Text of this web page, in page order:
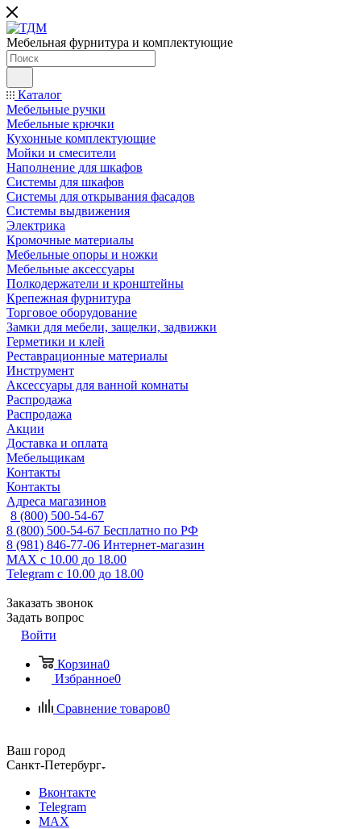
Мебельная фурнитура и комплектующие
Каталог
Мебельные ручки
Мебельные крючки
Кухонные комплектующие
Мойки и смесители
Наполнение для шкафов
Cистемы для шкафов
Системы для открывания фасадов
Системы выдвижения
Электрика
Кромочные материалы
Мебельные опоры и ножки
Мебельные аксессуары
Полкодержатели и кронштейны
Крепежная фурнитура
Торговое оборудование
Замки для мебели, защелки, задвижки
Герметики и клей
Реставрационные материалы
Инструмент
Аксессуары для ванной комнаты
Распродажа
Распродажа
Акции
Доставка и оплата
Мебельщикам
Контакты
Контакты
Адреса магазинов
8 (800) 500-54-67
8 (800) 500-54-67 Бесплатно по РФ
8 (981) 846-77-06 Интернет-магазин
MAX с 10.00 до 18.00
Telegram с 10.00 до 18.00
Заказать звонок
Задать вопрос
Войти
Корзина0
Избранное0
Сравнение товаров0
Ваш город
Санкт-Петербург
Вконтакте
Telegram
MAX